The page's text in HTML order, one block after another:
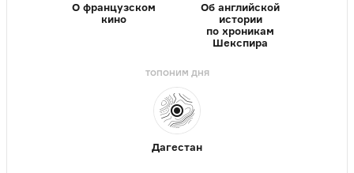
О французском
кино
Об английской
истории
по хроникам
Шекспира
ТОПОНИМ ДНЯ
Дагестан